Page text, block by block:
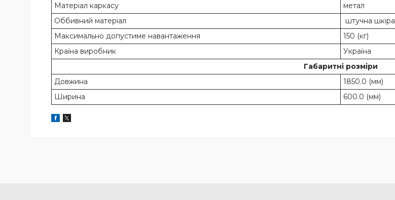
Матеріал каркасу
метал
Оббивний матеріал
штучна шкіра
Максимально допустиме навантаження
150 (кг)
Країна виробник
Україна
Габаритні розміри
Довжина
1850.0 (мм)
Ширина
600.0 (мм)